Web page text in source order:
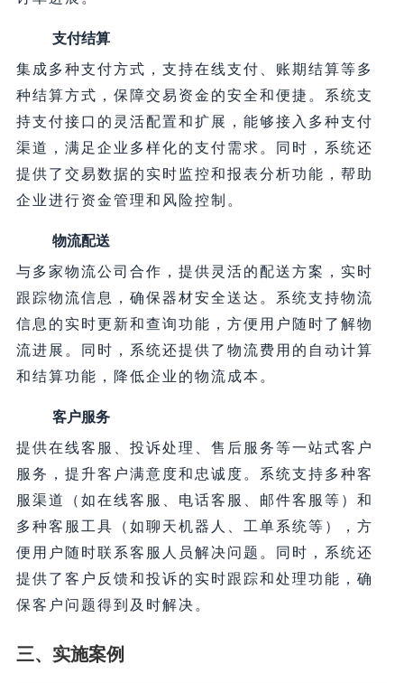
支付结算
集成多种支付方式，支持在线支付、账期结算等多
种结算方式，保障交易资金的安全和便捷。系统支
持支付接口的灵活配置和扩展，能够接入多种支付
渠道，满足企业多样化的支付需求。同时，系统还
提供了交易数据的实时监控和报表分析功能，帮助
企业进行资金管理和风险控制。
物流配送
与多家物流公司合作，提供灵活的配送方案，实时
跟踪物流信息，确保器材安全送达。系统支持物流
信息的实时更新和查询功能，方便用户随时了解物
流进展。同时，系统还提供了物流费用的自动计算
和结算功能，降低企业的物流成本。
客户服务
提供在线客服、投诉处理、售后服务等一站式客户
服务，提升客户满意度和忠诚度。系统支持多种客
服渠道（如在线客服、电话客服、邮件客服等）和
多种客服工具（如聊天机器人、工单系统等），方
便用户随时联系客服人员解决问题。同时，系统还
提供了客户反馈和投诉的实时跟踪和处理功能，确
保客户问题得到及时解决。
三、实施案例